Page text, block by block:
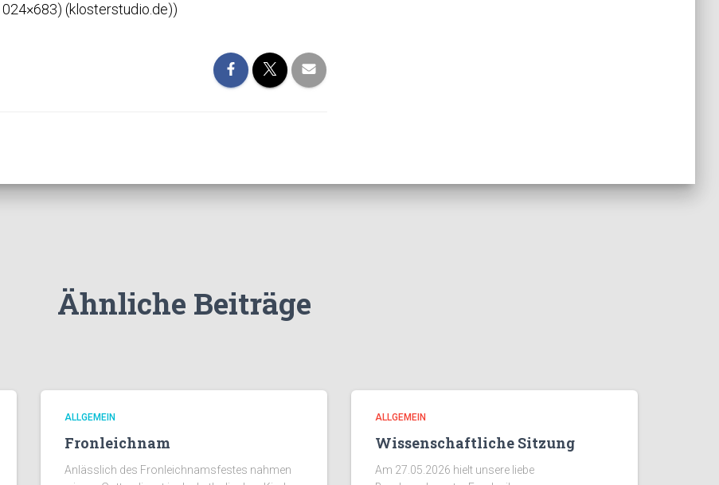
(klosterstudio.de))
Ähnliche Beiträge
ALLGEMEIN
Fronleichnam
Anlässlich des Fronleichnamsfestes nahmen
ALLGEMEIN
Wissenschaftliche Sitzung
Am 27.05.2026 hielt unsere liebe